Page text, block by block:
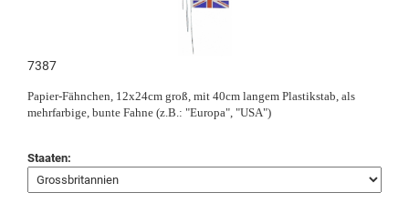
7387
Papier-Fähnchen, 12x24cm groß, mit 40cm langem Plastikstab, als
mehrfarbige, bunte Fahne (z.B.: "Europa", "USA")
Staaten: